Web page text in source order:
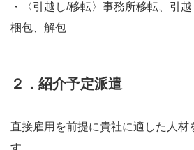
・〈引越し/移転〉事務所移転、引
梱包、解包
２．紹介予定派遣
直接雇用を前提に貴社に適した人材
す。